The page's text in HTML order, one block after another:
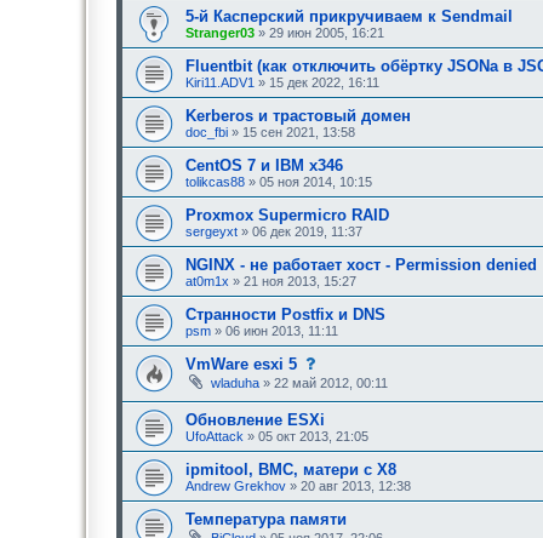
5-й Касперский прикручиваем к Sendmail
Stranger03 » 29 июн 2005, 16:21
Fluentbit (как отключить обёртку JSONа в
Kiri11.ADV1 » 15 дек 2022, 16:11
Kerberos и трастовый домен
doc_fbi » 15 сен 2021, 13:58
CentOS 7 и IBM x346
tolikcas88 » 05 ноя 2014, 10:15
Proxmox Supermicro RAID
sergeyxt » 06 дек 2019, 11:37
NGINX - не работает хост - Permission denied
at0m1x » 21 ноя 2013, 15:27
Странности Postfix и DNS
psm » 06 июн 2013, 11:11
VmWare esxi 5
о
о
б
щ
е
н
е
,
т
р
wladuha » 22 май 2012, 00:11
Обновление ESXi
UfoAttack » 05 окт 2013, 21:05
ipmitool, BMC, матери с X8
Andrew Grekhov » 20 авг 2013, 12:38
Температура памяти